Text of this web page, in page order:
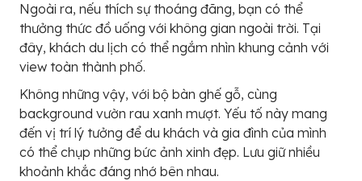
Ngoài ra, nếu thích sự thoáng đãng, bạn có thể
thưởng thức đồ uống với không gian ngoài trời. Tại
đây, khách du lịch có thể ngắm nhìn khung cảnh với
view toàn thành phố.
Không những vậy, với bộ bàn ghế gỗ, cùng
background vườn rau xanh mượt. Yếu tố này mang
đến vị trí lý tưởng để du khách và gia đình của mình
có thể chụp những bức ảnh xinh đẹp. Lưu giữ nhiều
khoảnh khắc đáng nhớ bên nhau.